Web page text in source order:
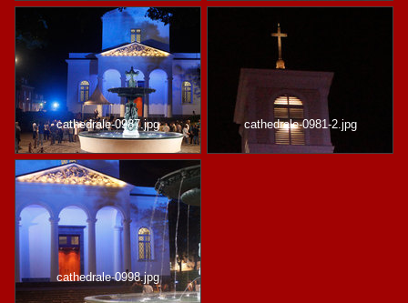
cathedrale-0987.jpg cathedrale-0981-2.jpg
cathedrale-0998.jpg